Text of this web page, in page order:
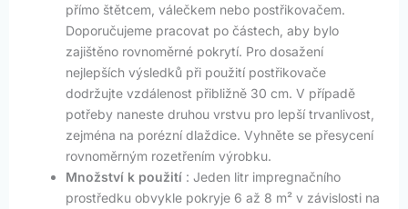
přímo štětcem, válečkem nebo postřikovačem.
Doporučujeme pracovat po částech, aby bylo
zajištěno rovnoměrné pokrytí. Pro dosažení
nejlepších výsledků při použití postřikovače
dodržujte vzdálenost přibližně 30 cm. V případě
potřeby naneste druhou vrstvu pro lepší trvanlivost,
zejména na porézní dlaždice. Vyhněte se přesycení
rovnoměrným rozetřením výrobku.
Množství k použití : Jeden litr impregnačního
prostředku obvykle pokryje 6 až 8 m² v závislosti na